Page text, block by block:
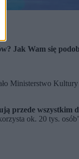
Jak Wam się
Ministerstwo
przede wszystkim
ok. 20 tys.